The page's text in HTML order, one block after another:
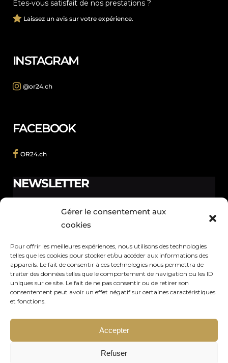
Gérer le consentement aux
cookies
Pour offrir les meilleures expériences, nous utilisons des technologies
telles que les cookies pour stocker et/ou accéder aux informations des
appareils. Le fait de consentir à ces technologies nous permettra de
traiter des données telles que le comportement de navigation ou les ID
uniques sur ce site. Le fait de ne pas consentir ou de retirer son
consentement peut avoir un effet négatif sur certaines caractéristiques
et fonctions.
Accepter
Refuser
Etes-vous satisfait de nos prestations ?
Laissez un avis sur votre expérience.
INSTAGRAM
@or24.ch
FACEBOOK
OR24.ch
NEWSLETTER
nous réservons à nos fidèles abonnés.
Votre adresse de messagerie est uniquement utilisée pour vous
envoyer notre lettre d'information ainsi que des informations
concernant nos activités. Vous pouvez à tout moment utiliser le lien